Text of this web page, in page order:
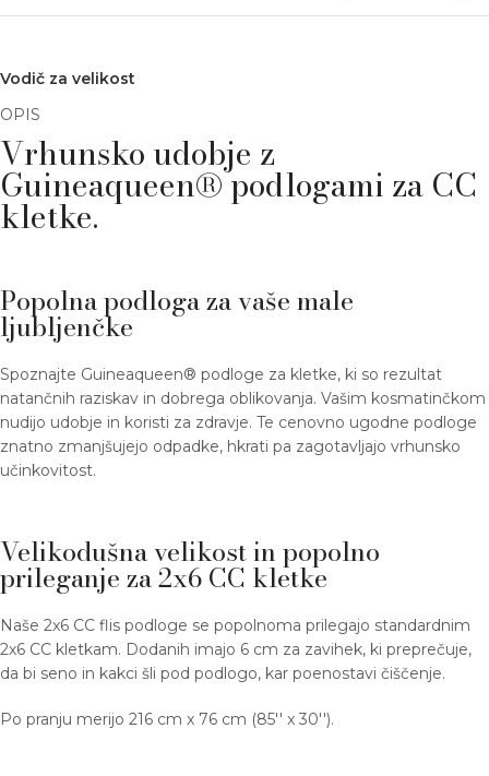
Vodič za velikost
OPIS
Vrhunsko udobje z
Guineaqueen® podlogami za CC
kletke.
Popolna podloga za vaše male
ljubljenčke
Spoznajte Guineaqueen® podloge za kletke, ki so rezultat
natančnih raziskav in dobrega oblikovanja. Vašim kosmatinčkom
nudijo udobje in koristi za zdravje. Te cenovno ugodne podloge
znatno zmanjšujejo odpadke, hkrati pa zagotavljajo vrhunsko
učinkovitost.
Velikodušna velikost in popolno
prileganje za 2x6 CC kletke
Naše 2x6 CC flis podloge se popolnoma prilegajo standardnim
2x6 CC kletkam. Dodanih imajo 6 cm za zavihek, ki preprečuje,
da bi seno in kakci šli pod podlogo, kar poenostavi čiščenje.
Po pranju merijo 216 cm x 76 cm (85'' x 30'').